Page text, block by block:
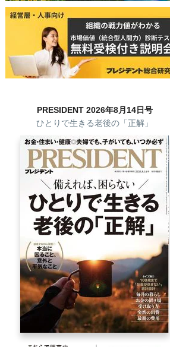
PRESIDENT 2026年8月14日号
ひとりで生きる老後の「正解」